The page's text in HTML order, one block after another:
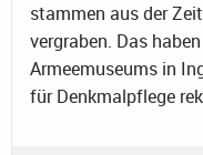
stammen aus der
vergraben. Das
Armeemuseums in
für Denkmalpflege